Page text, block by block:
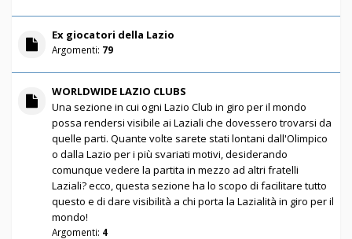
Ex giocatori della Lazio
Argomenti: 79
WORLDWIDE LAZIO CLUBS
Una sezione in cui ogni Lazio Club in giro per il mondo
possa rendersi visibile ai Laziali che dovessero trovarsi da
quelle parti. Quante volte sarete stati lontani dall'Olimpico
o dalla Lazio per i più svariati motivi, desiderando
comunque vedere la partita in mezzo ad altri fratelli
Laziali? ecco, questa sezione ha lo scopo di facilitare tutto
questo e di dare visibilità a chi porta la Lazialità in giro per il
mondo!
Argomenti: 4